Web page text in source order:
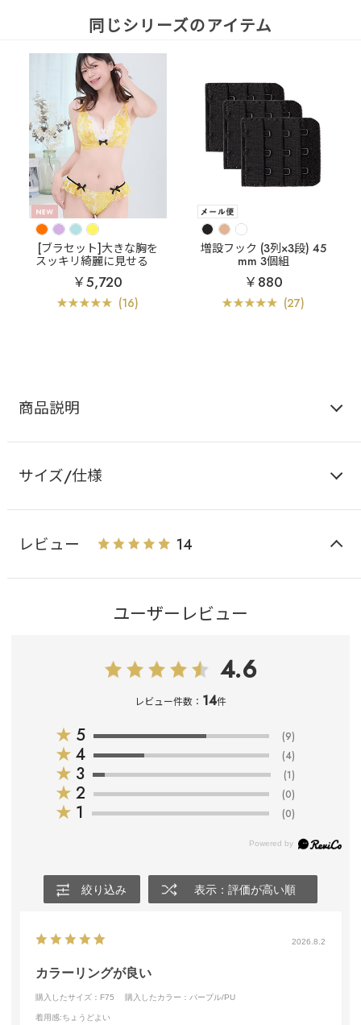
同じシリーズのアイテム
[ブラセット]大きな胸を
スッキリ綺麗に見せる
アドミレフラワー カシュ
クールレース脇高ブラ(R)
ブラジャー&ショーツ (F
GHカップ)
￥5,720
(16)
増設フック (3列×3段) 45
mm 3個組
￥880
(27)
商品説明
サイズ/仕様
レビュー 14
ユーザーレビュー
4.6
レビュー件数： 14件
★ 5 (9)
★ 4 (4)
★ 3 (1)
★ 2 (0)
★ 1 (0)
絞り込み 表示：評価が高い順
2026.8.2
カラーリングが良い
購入したサイズ：F75 購入したカラー：パープル/PU
着用感:ちょうどよい